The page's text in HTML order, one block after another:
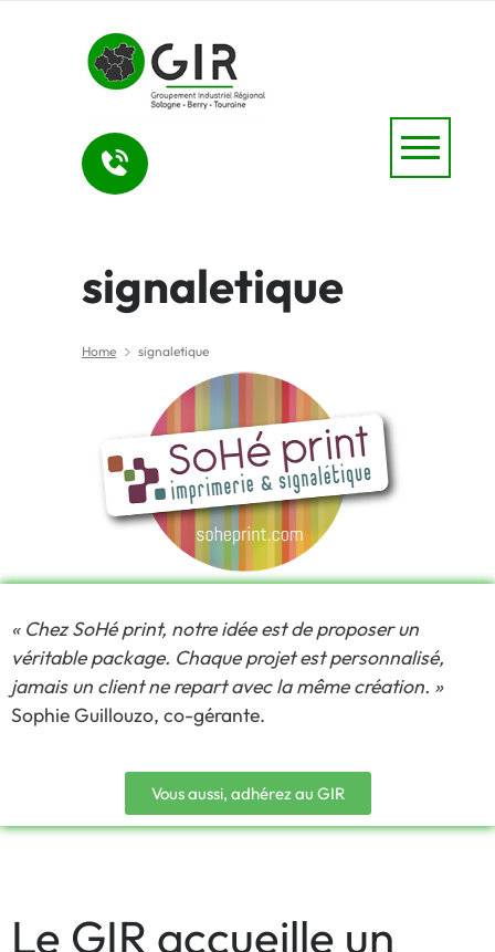
signaletique
Home signaletique
« Chez SoHé print, notre idée est de proposer un
véritable package. Chaque projet est personnalisé,
jamais un client ne repart avec la même création. »
Sophie Guillouzo, co-gérante.
Vous aussi, adhérez au GIR
Le GIR accueille un